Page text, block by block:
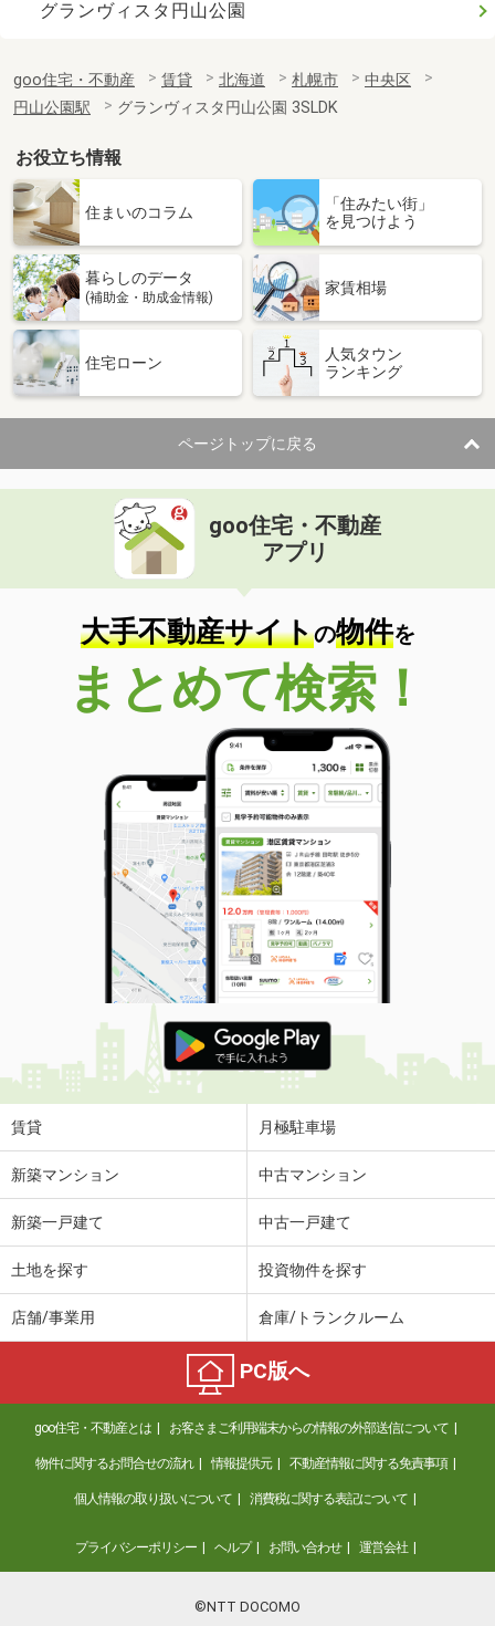
グランヴィスタ円山公園
goo住宅・不動産 賃貸 北海道 札幌市
中央区
円山公園駅
グランヴィスタ円山公園 3SLDK
お役立ち情報
住まいのコラム
「住みたい街」
を見つけよう
暮らしのデータ
(補助金・助成金情報)
家賃相場
住宅ローン
人気タウン
ランキング
ページトップに戻る
goo住宅・不動産
アプリ
大手不動産サイトの物件を
まとめて検索！
賃貸 月極駐車場
新築マンション 中古マンション
新築一戸建て 中古一戸建て
土地を探す 投資物件を探す
店舗/事業用 倉庫/トランクルーム
PC版へ
goo住宅・不動産とは お客さまご利用端末からの情報の外部送信について
物件に関するお問合せの流れ 情報提供元 不動産情報に関する免責事項
個人情報の取り扱いについて 消費税に関する表記について
プライバシーポリシー ヘルプ お問い合わせ 運営会社
©NTT DOCOMO